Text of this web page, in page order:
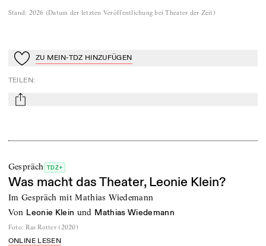
Stand: 2026 ( Datum der letzten Veröffentlichung bei Theater der Zeit )
Zu Mein-TdZ hinzufügen
ZU MEIN-TDZ HINZUFÜGEN
TEILEN:
mail
Gespräch TDZ+
Was macht das Theater, Leonie Klein?
Im Gespräch mit Mathias Wiedemann
von Leonie Klein und Mathias Wiedemann
Foto: Ras Rotter (2020)
ONLINE LESEN